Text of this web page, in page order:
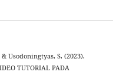
Usodoningtyas, S. (2023).
TUTORIAL PADA